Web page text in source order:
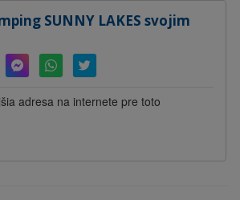
SUNNY LAKES svojim
adresa na internete pre toto